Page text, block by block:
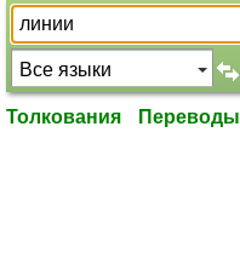
Толкования Переводы